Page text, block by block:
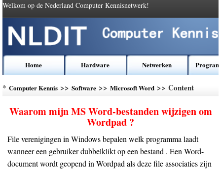
Welkom op de Nederland Computer Kennisnetwerk!
Home Hardware Netwerken
* Computer Kennis >> Software >> Microsoft Word >> Content
Waarom mijn MS Word-bestanden wijzigen om
Wordpad ?
File verenigingen in Windows bepalen welk programma laadt
wanneer een gebruiker dubbelklikt op een bestand . Een Word-
document wordt geopend in Wordpad als deze file associaties zijn